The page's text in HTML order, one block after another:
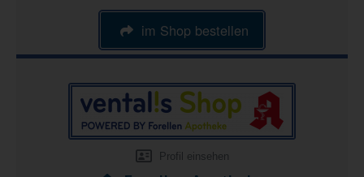
im Shop bestellen
Profil einsehen